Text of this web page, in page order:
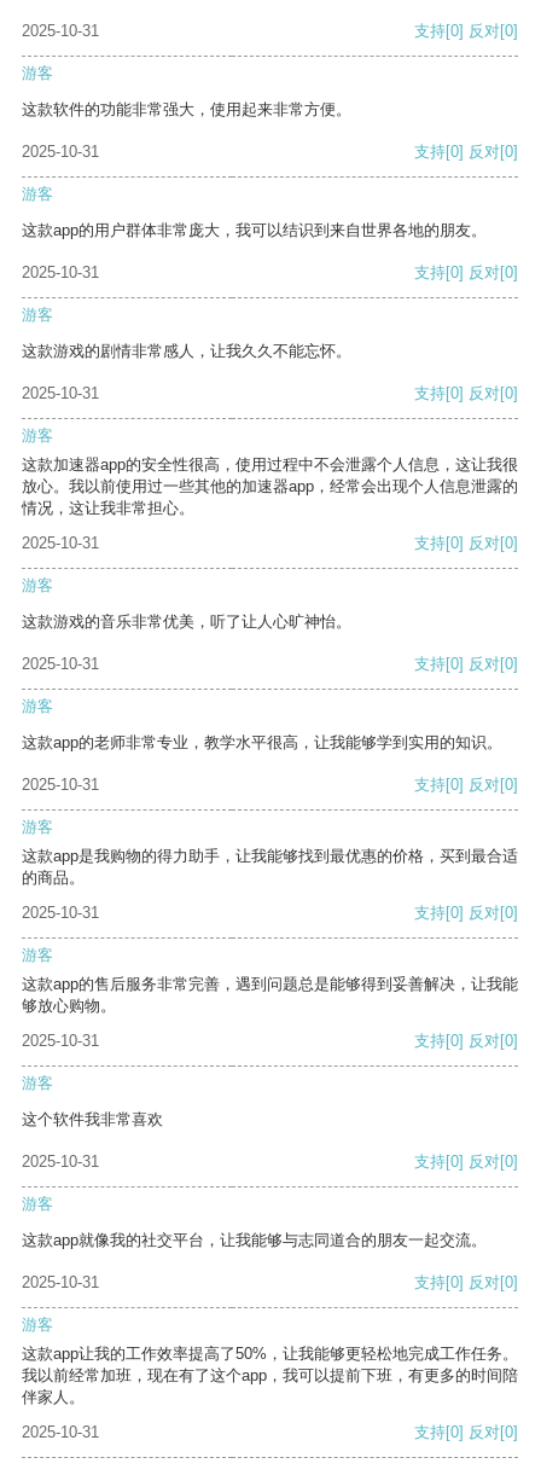
2025-10-31 支持[0] 反对[0]
游客
这款软件的功能非常强大，使用起来非常方便。
2025-10-31 支持[0] 反对[0]
游客
这款app的用户群体非常庞大，我可以结识到来自世界各地的朋友。
2025-10-31 支持[0] 反对[0]
游客
这款游戏的剧情非常感人，让我久久不能忘怀。
2025-10-31 支持[0] 反对[0]
游客
这款加速器app的安全性很高，使用过程中不会泄露个人信息，这让我很
放心。我以前使用过一些其他的加速器app，经常会出现个人信息泄露的
情况，这让我非常担心。
2025-10-31
支持[0] 反对[0]
游客
这款游戏的音乐非常优美，听了让人心旷神怡。
2025-10-31 支持[0] 反对[0]
游客
这款app的老师非常专业，教学水平很高，让我能够学到实用的知识。
2025-10-31 支持[0] 反对[0]
游客
这款app是我购物的得力助手，让我能够找到最优惠的价格，买到最合适
的商品。
2025-10-31
支持[0] 反对[0]
游客
这款app的售后服务非常完善，遇到问题总是能够得到妥善解决，让我能
够放心购物。
2025-10-31
支持[0] 反对[0]
游客
这个软件我非常喜欢
2025-10-31 支持[0] 反对[0]
游客
这款app就像我的社交平台，让我能够与志同道合的朋友一起交流。
2025-10-31 支持[0] 反对[0]
游客
这款app让我的工作效率提高了50%，让我能够更轻松地完成工作任务。
我以前经常加班，现在有了这个app，我可以提前下班，有更多的时间陪
伴家人。
2025-10-31
支持[0] 反对[0]